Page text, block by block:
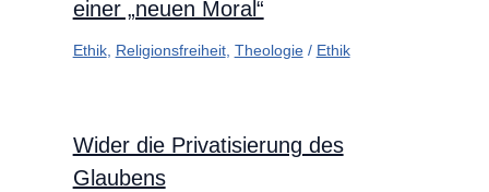
einer „neuen Moral“
Ethik, Religionsfreiheit, Theologie/ Ethik
Wider die Privatisierung des
Glaubens